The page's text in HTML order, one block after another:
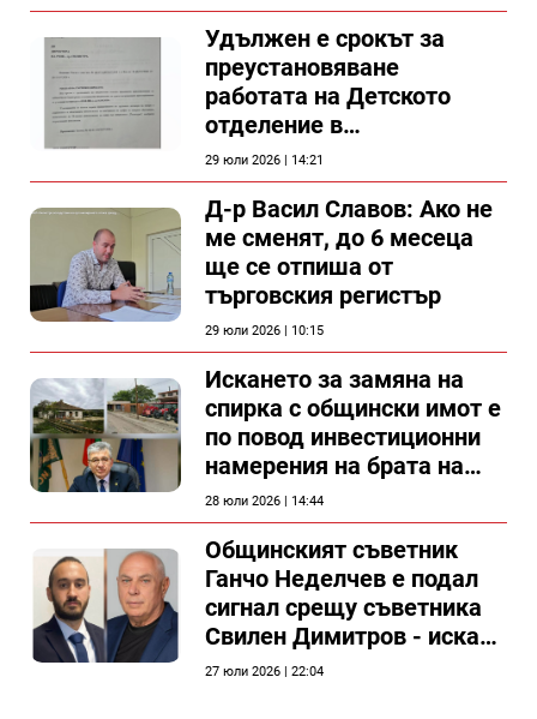
Удължен е срокът за
преустановяване
работата на Детското
отделение в
силистренската болница
29 юли 2026 | 14:21
Д-р Васил Славов: Ако не
ме сменят, до 6 месеца
ще се отпиша от
търговския регистър
29 юли 2026 | 10:15
Искането за замяна на
спирка с общински имот е
по повод инвестиционни
намерения на брата на
председателя на
Общински съвет Силистра
28 юли 2026 | 14:44
Общинският съветник
Ганчо Неделчев е подал
сигнал срещу съветника
Свилен Димитров - иска
етичната комисия на
27 юли 2026 | 22:04